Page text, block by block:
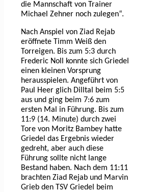
die Mannschaft von Trainer
Michael Zehner noch zulegen“.
Nach Anspiel von Ziad Rejab
eröffnete Timm Weiß den
Torreigen. Bis zum 5:3 durch
Frederic Noll konnte sich Griedel
einen kleinen Vorsprung
herausspielen. Angeführt von
Paul Heer glich Dilltal beim 5:5
aus und ging beim 7:6 zum
ersten Mal in Führung. Bis zum
11:9 (14. Minute) durch zwei
Tore von Moritz Bambey hatte
Griedel das Ergebnis wieder
gedreht, aber auch diese
Führung sollte nicht lange
Bestand haben. Nach dem 11:11
brachten Ziad Rejab und Marvin
Grieb den TSV Griedel beim